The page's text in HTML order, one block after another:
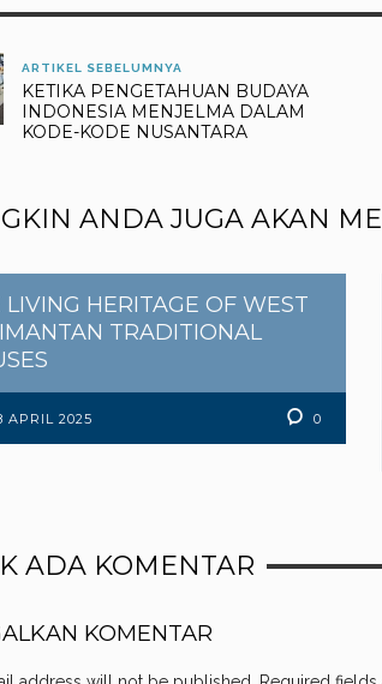
akan kekayaan
ARTIKEL SEBELUMNYA
KETIKA PENGETAHUAN BUDAYA
INDONESIA MENJELMA DALAM
KODE-KODE NUSANTARA
ANDA JUGA AKAN
LIVING HERITAGE OF WEST
TRADITIONAL
APRIL 2025 0
ADA KOMENTAR
KOMENTAR